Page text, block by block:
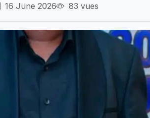
16 June 2026 83 vues